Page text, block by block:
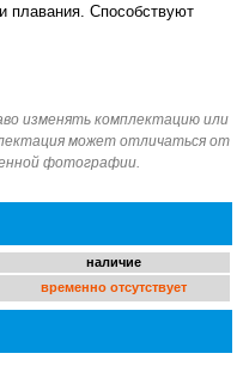
плавания. Способствуют
наличие
временно отсутствует